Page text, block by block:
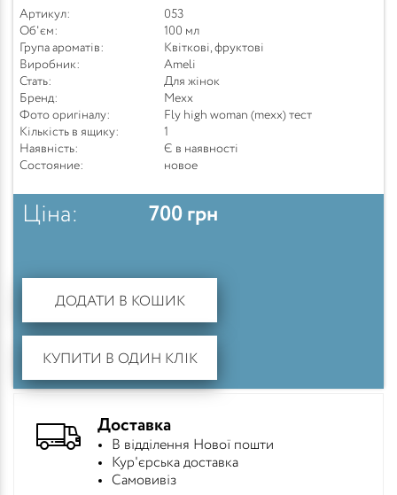
Артикул:
053
Об'єм:
100 мл
Група ароматів:
Квіткові, фруктові
Виробник:
Ameli
Стать:
Для жінок
Бренд:
Mexx
Фото оригіналу:
Fly high woman (mexx) тест
Кількість в ящику:
1
Наявність:
Є в наявності
Состояние:
новое
Ціна: 700 грн
ДОДАТИ В КОШИК
КУПИТИ В ОДИН КЛІК
Доставка
В відділення Нової пошти
Кур'єрська доставка
Самовивіз